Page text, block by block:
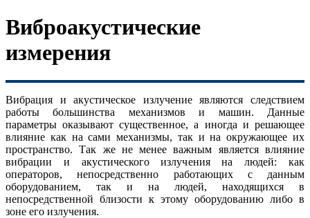
Виброакустические
измерения
Вибрация и акустическое излучение являются следствием
работы большинства механизмов и машин. Данные
параметры оказывают существенное, а иногда и решающее
влияние как на сами механизмы, так и на окружающее их
пространство. Так же не менее важным является влияние
вибрации и акустического излучения на людей: как
операторов, непосредственно работающих с данным
оборудованием, так и на людей, находящихся в
непосредственной близости к этому оборудованию либо в
зоне его излучения.